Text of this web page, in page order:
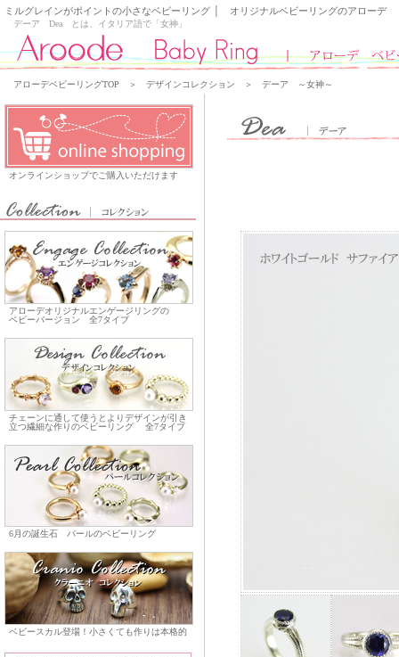
ミルグレインがポイントの小さなベビーリング │ オリジナルベビーリングのアローデ
デーア Dea とは、イタリア語で「女神」
アローデベビーリングTOP ＞ デザインコレクション ＞ デーア ～女神～
オンラインショップでご購入いただけます
アローデオリジナルエンゲージリングの
ベビーバージョン 全7タイプ
チェーンに通して使うとよりデザインが引き
立つ繊細な作りのベビーリング
全7タイプ
6月の誕生石 パールのベビーリング
ベビースカル登場！小さくても作りは本格的